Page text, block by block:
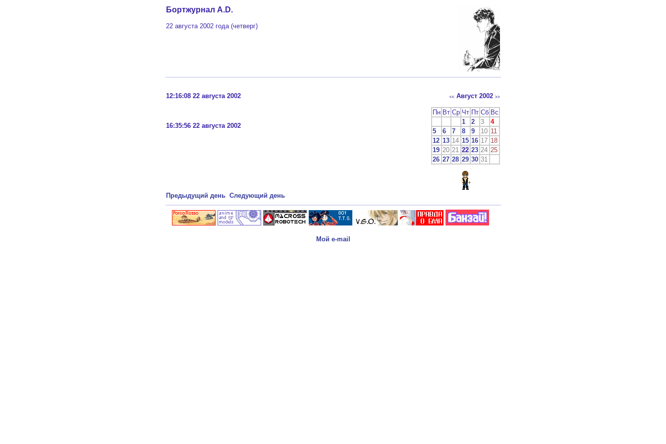
Бортжурнал A.D.
22 августа 2002 года (четверг)
12:16:08 22 августа 2002
16:35:56 22 августа 2002
<< Август 2002 >>
Пн Вт Ср Чт Пт Сб Вс
1
2 3
4
5
6 7 8 9 10 11
12 13 14 15 16 17 18
19 20 21 22 23 24 25
26 27 28 29 30 31
Предыдущий день Следующий день
Мой e-mail